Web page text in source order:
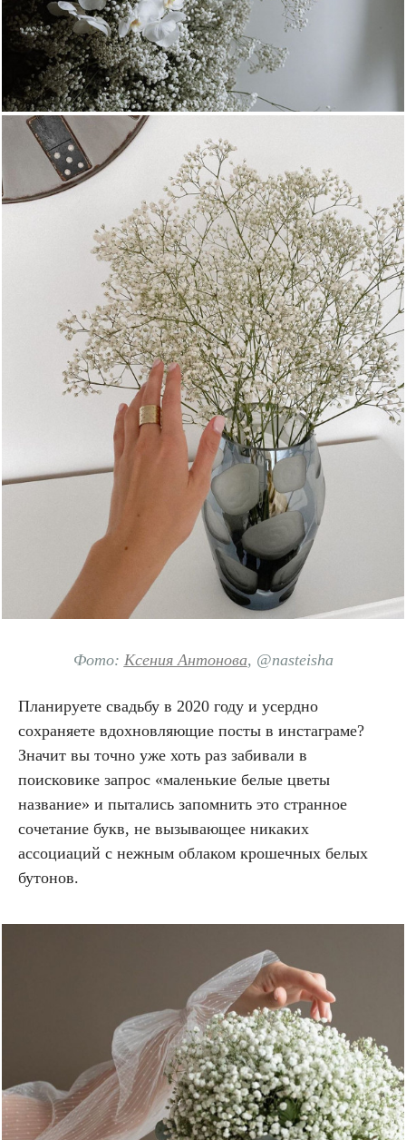
Фото: Ксения Антонова, @nasteisha
Планируете свадьбу в 2020 году и усердно
сохраняете вдохновляющие посты в инстаграме?
Значит вы точно уже хоть раз забивали в
поисковике запрос «маленькие белые цветы
название» и пытались запомнить это странное
сочетание букв, не вызывающее никаких
ассоциаций с нежным облаком крошечных белых
бутонов.